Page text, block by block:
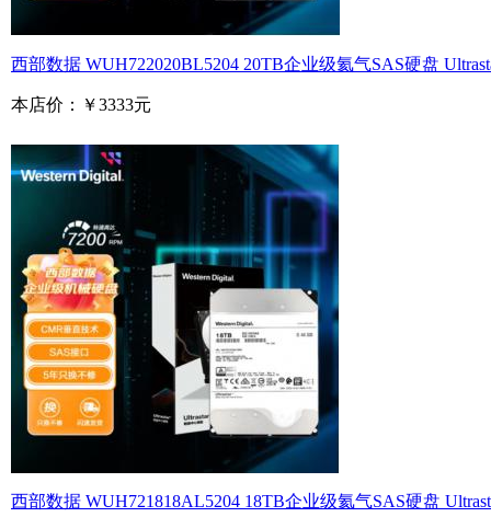
西部数据 WUH722020BL5204 20TB企业级氦气SAS硬盘
本店价： ￥3333元
西部数据 WUH721818AL5204 18TB企业级氦气SAS硬盘